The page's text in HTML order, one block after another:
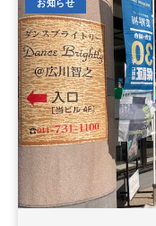
お知らせ